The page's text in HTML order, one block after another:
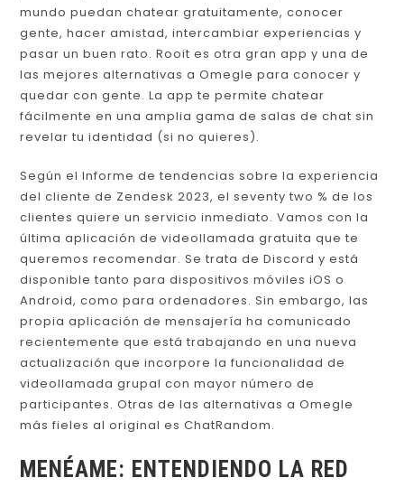
mundo puedan chatear gratuitamente, conocer
gente, hacer amistad, intercambiar experiencias y
pasar un buen rato. Rooit es otra gran app y una de
las mejores alternativas a Omegle para conocer y
quedar con gente. La app te permite chatear
fácilmente en una amplia gama de salas de chat sin
revelar tu identidad (si no quieres).
Según el Informe de tendencias sobre la experiencia
del cliente de Zendesk 2023, el seventy two % de los
clientes quiere un servicio inmediato. Vamos con la
última aplicación de videollamada gratuita que te
queremos recomendar. Se trata de Discord y está
disponible tanto para dispositivos móviles iOS o
Android, como para ordenadores. Sin embargo, las
propia aplicación de mensajería ha comunicado
recientemente que está trabajando en una nueva
actualización que incorpore la funcionalidad de
videollamada grupal con mayor número de
participantes. Otras de las alternativas a Omegle
más fieles al original es ChatRandom.
MENÉAME: ENTENDIENDO LA RED